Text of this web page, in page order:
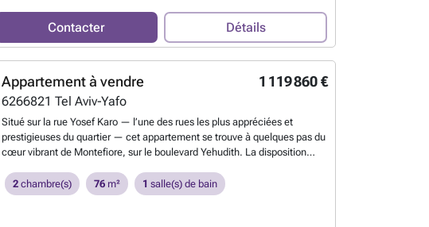
élégant toit avec espaces de détente et de bronzage. Exceptionnel pour
vivre, parfait pour investir.
Contacter Détails
1 119 860 €
Appartement à vendre
6266821 Tel Aviv-Yafo
Situé sur la rue Yosef Karo — l’une des rues les plus appréciées et
prestigieuses du quartier — cet appartement se trouve à quelques pas du
cœur vibrant de Montefiore, sur le boulevard Yehudith. La disposition
aérée, avec de larges ouvertures et une lumière naturelle qui remplit
l’espace tout au long de la journée. 70 m² | balcon de 6 m² | Parking privé
2chambre(s) 76m² 1 salle(s) de bain